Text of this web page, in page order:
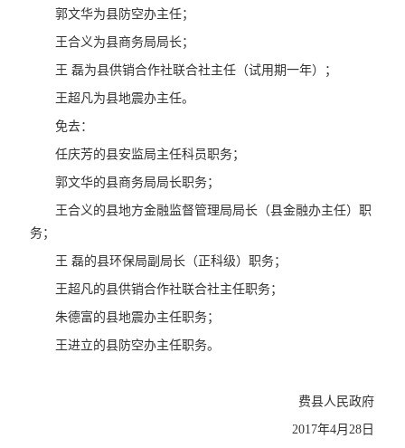
郭文华为县防空办主任；
王合义为县商务局局长；
王 磊为县供销合作社联合社主任（试用期一年）；
王超凡为县地震办主任。
免去：
任庆芳的县安监局主任科员职务；
郭文华的县商务局局长职务；
王合义的县地方金融监督管理局局长（县金融办主任）职
务；
王 磊的县环保局副局长（正科级）职务；
王超凡的县供销合作社联合社主任职务；
朱德富的县地震办主任职务；
王进立的县防空办主任职务。
费县人民政府
2017年4月28日